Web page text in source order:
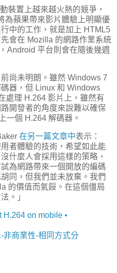
裝置上越來越火熱的競爭，
為蘋果帶來影片體驗上明顯優
中的工作，就是加上 HTML5
會在 Mozilla 的網路作業系統
Android 平台則會在隨後幾週
尚未明朗。雖然 Windows 7
器，但 Linux 和 Windows
處理 H.264 影片上，雖然有
開發者的角度來說難以確保
一個 H.264 解碼器。
在另一篇文章中表示：
者體驗的技術，希望如此能
什麼人會採用這樣的策略，
為網路帶來一個開放的編碼
同，但我們並未放棄。我們
的價值而氣餒。在這個僵局
。」
H.264 on mobile •
非商業性-相同方式分